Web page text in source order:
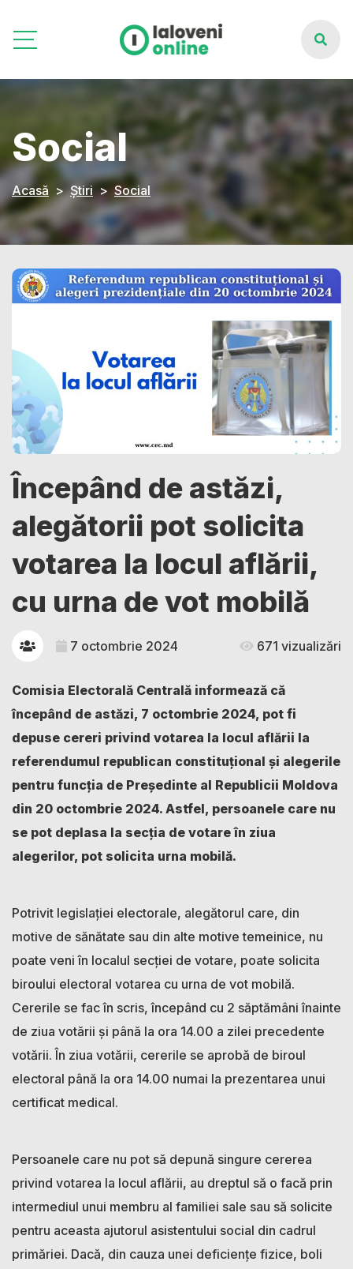
Social
Acasă Știri Social
Începând de astăzi,
alegătorii pot solicita
votarea la locul aflării,
cu urna de vot mobilă
7 octombrie 2024 671 vizualizări
Comisia Electorală Centrală informează că
începând de astăzi, 7 octombrie 2024, pot fi
depuse cereri privind votarea la locul aflării la
referendumul republican constituțional și alegerile
pentru funcția de Președinte al Republicii Moldova
din 20 octombrie 2024. Astfel, persoanele care nu
se pot deplasa la secția de votare în ziua
alegerilor, pot solicita urna mobilă.
Potrivit legislației electorale, alegătorul care, din
motive de sănătate sau din alte motive temeinice, nu
poate veni în localul secției de votare, poate solicita
biroului electoral votarea cu urna de vot mobilă.
Cererile se fac în scris, începând cu 2 săptămâni înainte
de ziua votării şi până la ora 14.00 a zilei precedente
votării. În ziua votării, cererile se aprobă de biroul
electoral până la ora 14.00 numai la prezentarea unui
certificat medical.
Persoanele care nu pot să depună singure cererea
privind votarea la locul aflării, au dreptul să o facă prin
intermediul unui membru al familiei sale sau să solicite
pentru aceasta ajutorul asistentului social din cadrul
primăriei. Dacă, din cauza unei deficiențe fizice, boli